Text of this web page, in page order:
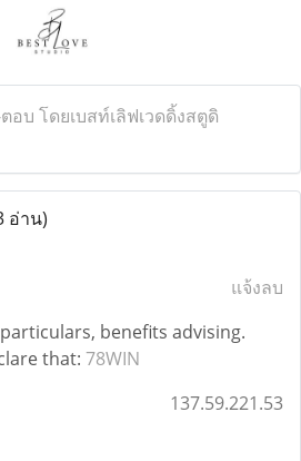
อบ โดยเบสท์เลิฟเวดดิ้งสตูดิ
อ่าน)
แจ้งลบ
benefits advising.
that: 78WIN
137.59.221.53